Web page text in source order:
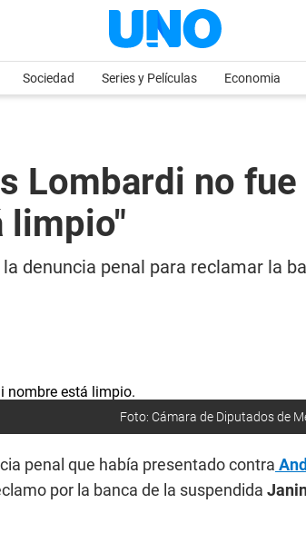
Sociedad Series y Películas Economia
Lombardi no
limpio"
denuncia penal para reclamar la
Foto: Cámara de Diputados de
penal que había presentado contra
por la banca de la suspendida